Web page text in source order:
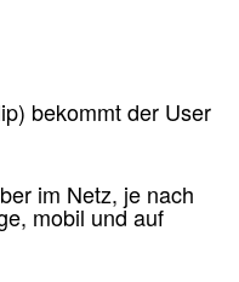
bekommt der User
im Netz, je nach
mobil und auf